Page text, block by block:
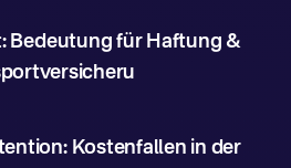
Bedeutung für Haftung &
Kostenfallen in der